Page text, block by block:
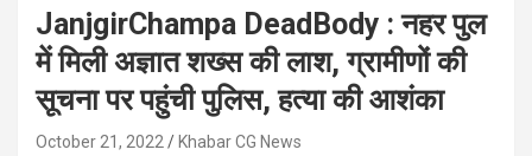
JanjgirChampa DeadBody : नहर पुल
में मिली अज्ञात शख्स की लाश, ग्रामीणों की
सूचना पर पहुंची पुलिस, हत्या की आशंका
October 21, 2022 Khabar CG News